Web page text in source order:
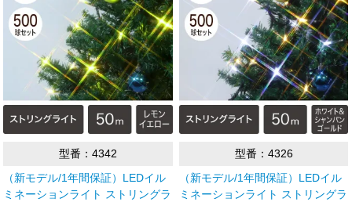
型番：4342
（新モデル/1年間保証）LEDイル
ミネーションライト ストリングラ
型番：4326
（新モデル/1年間保証）LEDイル
ミネーションライト ストリングラ